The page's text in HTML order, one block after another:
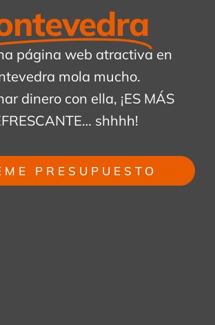
página web atractiva en
mola mucho.
dinero con ella, ¡ES MÁS
shhhh!
PRESUPUESTO